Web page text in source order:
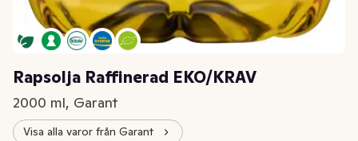
Rapsolja Raffinerad EKO/KRAV
2000 ml, Garant
Visa alla varor från Garant